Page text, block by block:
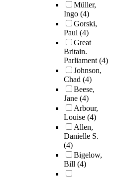
Müller,
Ingo (4)
Gorski,
Paul (4)
Great
Britain.
Parliament(4)
Johnson,
Chad (4)
Beese,
Jane (4)
Arbour,
Louise (4)
Allen,
Danielle S.
(4)
Bigelow,
Bill (4)